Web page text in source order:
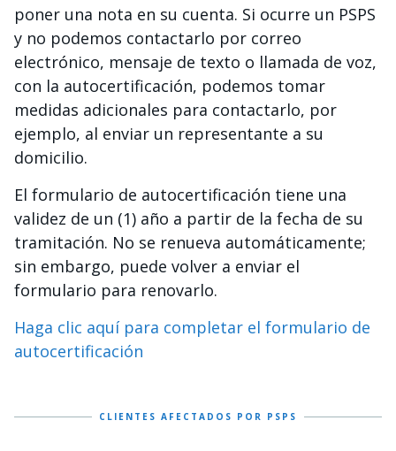
poner una nota en su cuenta. Si ocurre un PSPS
y no podemos contactarlo por correo
electrónico, mensaje de texto o llamada de voz,
con la autocertificación, podemos tomar
medidas adicionales para contactarlo, por
ejemplo, al enviar un representante a su
domicilio.
El formulario de autocertificación tiene una
validez de un (1) año a partir de la fecha de su
tramitación. No se renueva automáticamente;
sin embargo, puede volver a enviar el
formulario para renovarlo.
Haga clic aquí para completar el formulario de
autocertificación
CLIENTES AFECTADOS POR PSPS